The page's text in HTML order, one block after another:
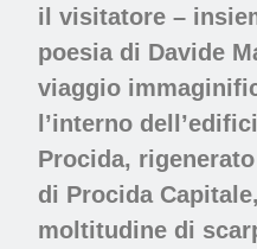
il visitatore –
poesia di Davide
viaggio
l’interno
Procida,
di Procida
moltitudine di